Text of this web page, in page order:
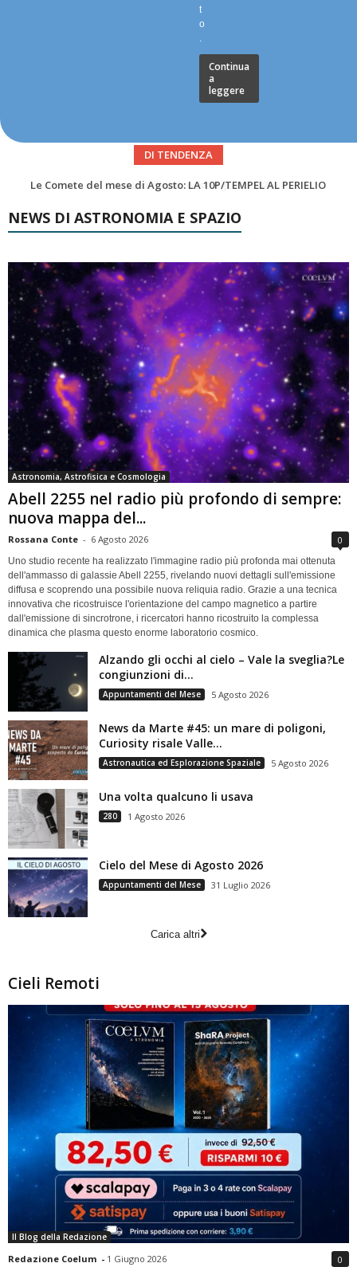
t
o
.
Continua
a
leggere
DI TENDENZA
Asteroidi del mese Agosto 2026
NEWS DI ASTRONOMIA E SPAZIO
Astronomia, Astrofisica e Cosmologia
Abell 2255 nel radio più profondo di sempre:
nuova mappa del...
Rossana Conte - 6 Agosto 2026 0
Uno studio recente ha realizzato l'immagine radio più profonda mai ottenuta
dell'ammasso di galassie Abell 2255, rivelando nuovi dettagli sull'emissione
diffusa e scoprendo una possibile nuova reliquia radio. Grazie a una tecnica
innovativa che ricostruisce l'orientazione del campo magnetico a partire
dall'emissione di sincrotrone, i ricercatori hanno ricostruito la complessa
dinamica che plasma questo enorme laboratorio cosmico.
Alzando gli occhi al cielo – Vale la sveglia?Le
congiunzioni di...
Appuntamenti del Mese 5 Agosto 2026
News da Marte #45: un mare di poligoni,
Curiosity risale Valle...
Astronautica ed Esplorazione Spaziale 5 Agosto 2026
Una volta qualcuno li usava
280 1 Agosto 2026
Cielo del Mese di Agosto 2026
Appuntamenti del Mese 31 Luglio 2026
Carica altri
Cieli Remoti
Il Blog della Redazione
Redazione Coelum - 1 Giugno 2026 0